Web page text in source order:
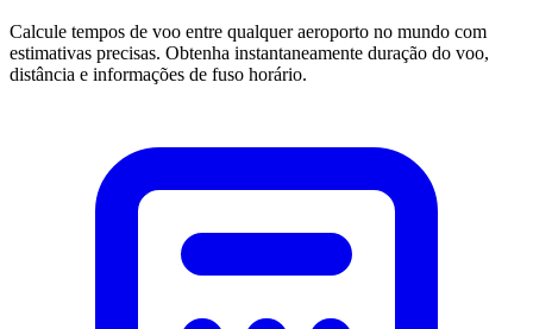
Calcule tempos de voo entre qualquer aeroporto no mundo com
estimativas precisas. Obtenha instantaneamente duração do voo,
distância e informações de fuso horário.